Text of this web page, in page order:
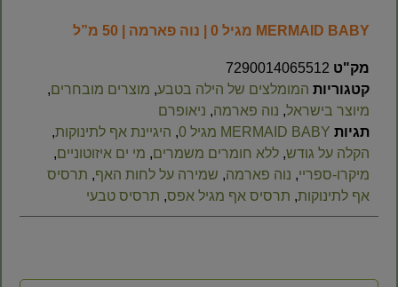
‎MERMAID‎ ‎BABY מגיל 0 | נוה פארמה | 50 מ”ל
מק"ט 7290014065512
קטגוריות המומלצים של הילה בטבע, מוצרים מובחרים,
מיוצר בישראל, נוה פארמה, ניאופרם
תגיות ‎MERMAID‎ ‎BABY מגיל 0 , היגיינת אף לתינוקות,
הקלה על גודש, ללא חומרים משמרים, מי ים איזוטוניים,
מיקרו-ספריי, נוה פארמה, שמירה על לחות האף, תרסיס
אף לתינוקות, תרסיס אף מגיל אפס, תרסיס טבעי